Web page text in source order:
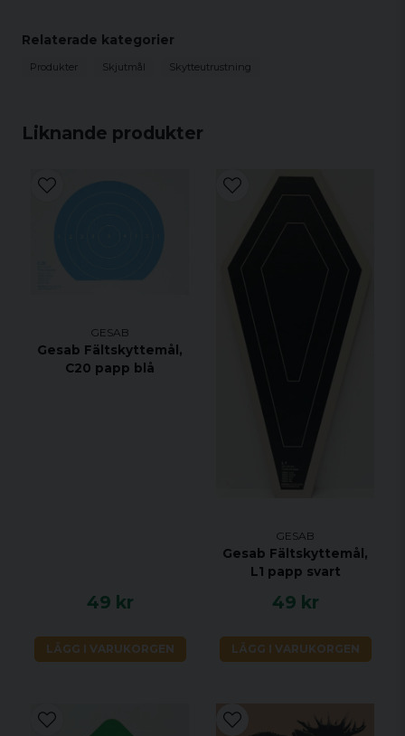
Liknande produkter
GESAB
Gesab Fältskyttemål,
C20 papp blå
49 kr
LÄGG I VARUKORGEN
GESAB
Gesab Fältskyttemål,
L1 papp svart
49 kr
LÄGG I VARUKORGEN
Relaterade kategorier
Produkter Skjutmål Skytteutrustning